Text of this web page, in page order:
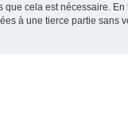
cela est nécessaire.
à une tierce partie sans